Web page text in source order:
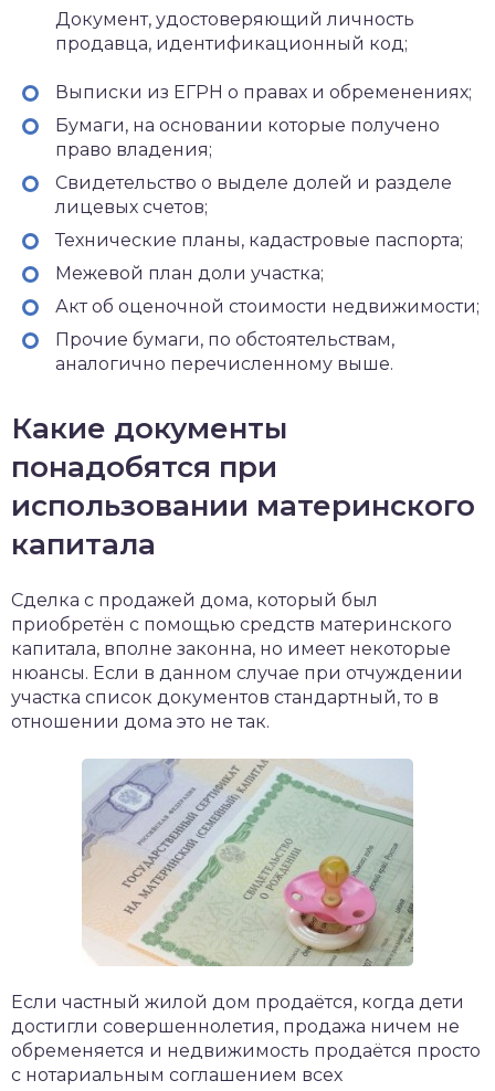
Документ, удостоверяющий личность
продавца, идентификационный код;
Выписки из ЕГРН о правах и обременениях;
Бумаги, на основании которые получено
право владения;
Свидетельство о выделе долей и разделе
лицевых счетов;
Технические планы, кадастровые паспорта;
Межевой план доли участка;
Акт об оценочной стоимости недвижимости;
Прочие бумаги, по обстоятельствам,
аналогично перечисленному выше.
Какие документы
понадобятся при
использовании материнского
капитала
Сделка с продажей дома, который был
приобретён с помощью средств материнского
капитала, вполне законна, но имеет некоторые
нюансы. Если в данном случае при отчуждении
участка список документов стандартный, то в
отношении дома это не так.
Если частный жилой дом продаётся, когда дети
достигли совершеннолетия, продажа ничем не
обременяется и недвижимость продаётся просто
с нотариальным соглашением всех